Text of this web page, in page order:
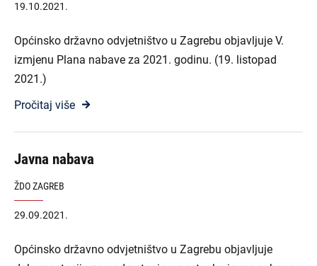
19.10.2021.
Općinsko državno odvjetništvo u Zagrebu objavljuje V.
izmjenu Plana nabave za 2021. godinu. (19. listopad
2021.)
Pročitaj više
Javna nabava
ŽDO ZAGREB
29.09.2021.
Općinsko državno odvjetništvo u Zagrebu objavljuje